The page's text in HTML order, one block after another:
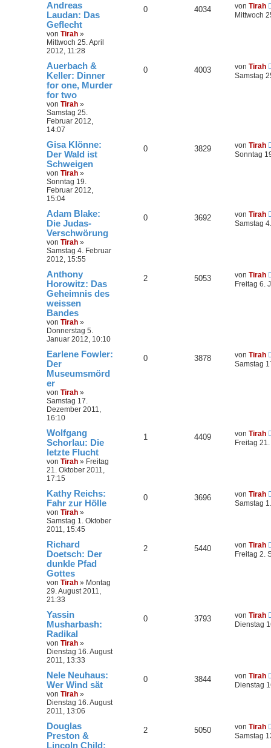
Andreas
Laudan: Das
Geflecht
von Tirah »
Mittwoch 25. April
2012, 11:28
0 4034 von Tirah
Mittwoch
Auerbach &
Keller: Dinner
for one, Murder
for two
von Tirah »
Samstag 25.
Februar 2012,
14:07
0 4003 von Tirah
Samstag
Gisa Klönne:
Der Wald ist
Schweigen
von Tirah »
Sonntag 19.
Februar 2012,
15:04
0 3829 von Tirah
Sonntag
Adam Blake:
Die Judas-
Verschwörung
von Tirah »
Samstag 4. Februar
2012, 15:55
0 3692 von Tirah
Samstag
Anthony
Horowitz: Das
Geheimnis des
weissen
Bandes
von Tirah »
Donnerstag 5.
Januar 2012, 10:10
2 5053 von Tirah
Freitag 6.
Earlene Fowler:
Der
Museumsmörd
er
von Tirah »
Samstag 17.
Dezember 2011,
16:10
0 3878 von Tirah
Samstag
Wolfgang
Schorlau: Die
letzte Flucht
von Tirah » Freitag
21. Oktober 2011,
17:15
1 4409 von Tirah
Freitag
Kathy Reichs:
Fahr zur Hölle
von Tirah »
Samstag 1. Oktober
2011, 15:45
0 3696 von Tirah
Samstag
Richard
Doetsch: Der
dunkle Pfad
Gottes
von Tirah » Montag
29. August 2011,
21:33
2 5440 von Tirah
Freitag 2.
Yassin
Musharbash:
Radikal
von Tirah »
Dienstag 16. August
2011, 13:33
0 3793 von Tirah
Dienstag
Nele Neuhaus:
Wer Wind sät
von Tirah »
Dienstag 16. August
2011, 13:06
0 3844 von Tirah
Dienstag
Douglas
Preston &
Lincoln Child:
2 5050 von Tirah
Samstag